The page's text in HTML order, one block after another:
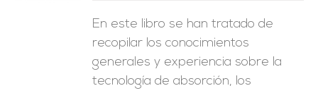
En este libro se han tratado de
recopilar los conocimientos
generales y experiencia sobre la
tecnología de absorción, los